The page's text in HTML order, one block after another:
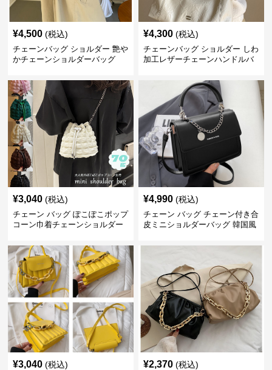
¥4,500 (税込)
チェーンバッグ ショルダー 艶や
かチェーンショルダーバッグ
¥4,300 (税込)
チェーンバッグ ショルダー しわ
加工レザーチェーンハンドルバ
¥3,040 (税込)
チェーン バッグ ぽこぽこポップ
コーン巾着チェーンショルダー
¥4,990 (税込)
チェーン バッグ チェーン付き合
皮ミニショルダーバッグ 韓国風
¥3,040 (税込) ¥2,370 (税込)